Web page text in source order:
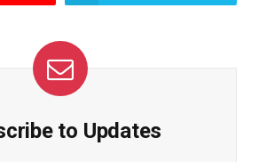
to Updates